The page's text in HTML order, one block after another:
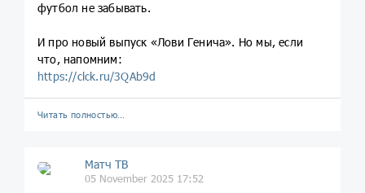
футбол не забывать.
И про новый выпуск «Лови Генича». Но мы, если
что, напомним:
https://clck.ru/3QAb9d
Читать полностью…
Матч ТВ
05 November 2025 17:52